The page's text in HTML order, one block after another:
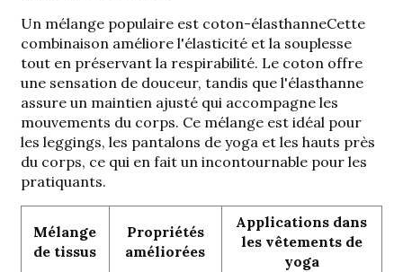
Un mélange populaire est coton-élasthanneCette
combinaison améliore l'élasticité et la souplesse
tout en préservant la respirabilité. Le coton offre
une sensation de douceur, tandis que l'élasthanne
assure un maintien ajusté qui accompagne les
mouvements du corps. Ce mélange est idéal pour
les leggings, les pantalons de yoga et les hauts près
du corps, ce qui en fait un incontournable pour les
pratiquants.
Mélange
de tissus
Propriétés
améliorées
Applications dans
les vêtements de
yoga